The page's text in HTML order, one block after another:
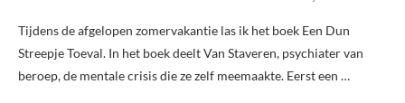
Tijdens de afgelopen zomervakantie las ik het boek Een Dun
Streepje Toeval. In het boek deelt Van Staveren, psychiater van
beroep, de mentale crisis die ze zelf meemaakte. Eerst een …